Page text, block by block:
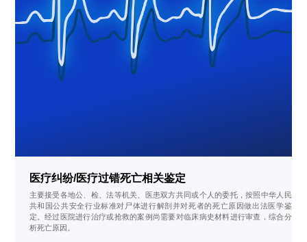
医疗纠纷/医疗过错死亡相关鉴定
主要接受各地公、检、法等机关、医患双方共同或个人的委托，按照中华人民
共和国公共安全行业标准对尸体进行解剖并对死者的死亡原因做出法医学鉴
定。经过医院进行治疗或抢救的案例尚需要对临床病史材料进行审查，综合分
析死亡原因。